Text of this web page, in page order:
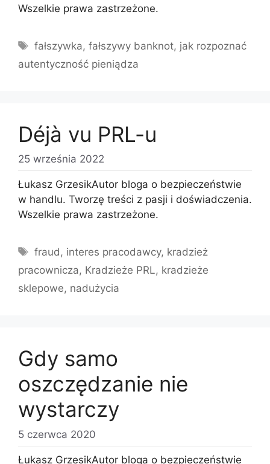
Wszelkie prawa zastrzeżone.
Tagi
fałszywka,fałszywy banknot, jak rozpoznać
autentyczność pieniądza
Déjà vu PRL-u
25 września 2022
Łukasz GrzesikAutor bloga o bezpieczeństwie
w handlu. Tworzę treści z pasji i doświadczenia.
Wszelkie prawa zastrzeżone.
Tagi
fraud, interes pracodawcy, kradzież
pracownicza, Kradzieże PRL, kradzieże
sklepowe, nadużycia
Gdy samo
oszczędzanie nie
wystarczy
5 czerwca 2020
Łukasz GrzesikAutor bloga o bezpieczeństwie